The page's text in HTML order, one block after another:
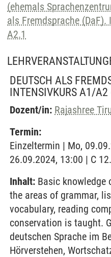
(ehemals
als Fremdsprache
A2.1
DEUTSCH ALS
INTENSIVKURS A1/A2
Dozent/in: Rajashree
Termin:
Einzeltermin | Mo,
26.09.2024, 13:00 | C
Inhalt: Basic knowledge
the areas of grammar,
vocabulary, reading
conservation is taught.
deutschen Sprache im
Hörverstehen,